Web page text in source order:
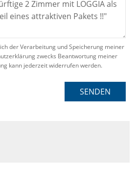
der Verarbeitung und Speicherung meiner
zwecks Beantwortung meiner
kann jederzeit widerrufen werden.
SENDEN